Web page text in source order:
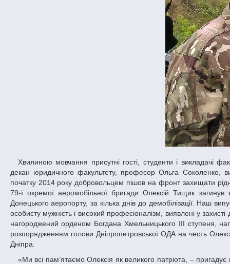
Хвилиною мовчання присутні гості, студенти і викладачі факультету вшанували пам'ять Олексія – випускника 2008 року. Як відзначила
декан юридичного факультету, професор Ольга Соколенко,
початку 2014 року добровольцем пішов на фронт захищати
79-ї окремої аеромобільної бригади Олексій Тищик
Донецького аеропорту, за кілька днів до демобілізації. Наш
особисту мужність і високий професіоналізм, виявлені у
нагороджений орденом Богдана Хмельницького III ступеня,
розпорядженням голови Дніпропетровської ОДА на честь
Дніпра.
«Ми всі пам’ятаємо Олексія як великого патріота, – пригадує викладач кафедри цивільного, трудового та господарського права ДНУ Марія